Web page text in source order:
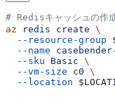
# Redisキャッシュの作
az redis create \
  --resource-group
  --name
  --sku
Basic \
  --vm-size
c0 \
  --location